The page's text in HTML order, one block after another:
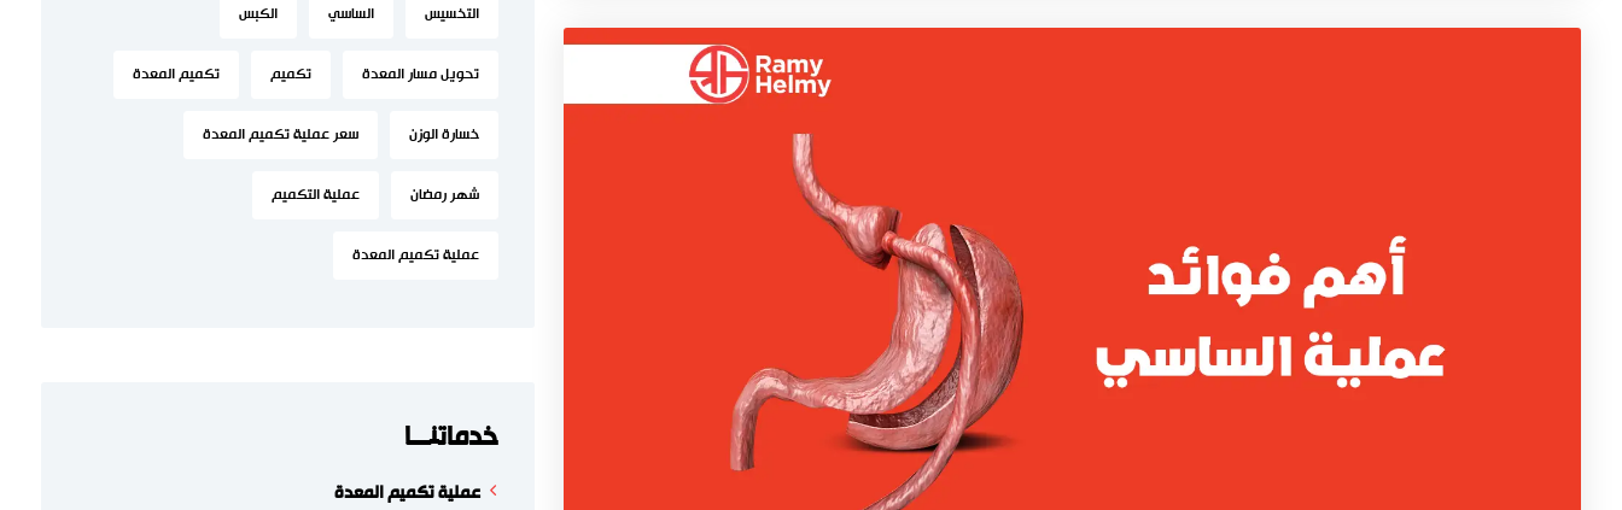
التخسيس الساسي الكبس
تحويل مسار المعدة تكميم تكميم المعدة
خسارة الوزن سعر عملية تكميم المعدة
شهر رمضان عملية التكميم
عملية تكميم المعدة
خدماتنـــا
عملية تكميم المعدة